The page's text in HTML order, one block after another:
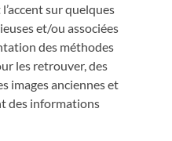
sur quelques
et/ou associées
des méthodes
les retrouver, des
images anciennes et
des informations